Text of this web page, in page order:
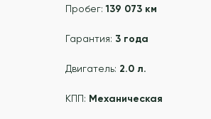
Пробег:139 073 км
Гарантия: 3 года
Двигатель: 2.0 л.
КПП: Механическая